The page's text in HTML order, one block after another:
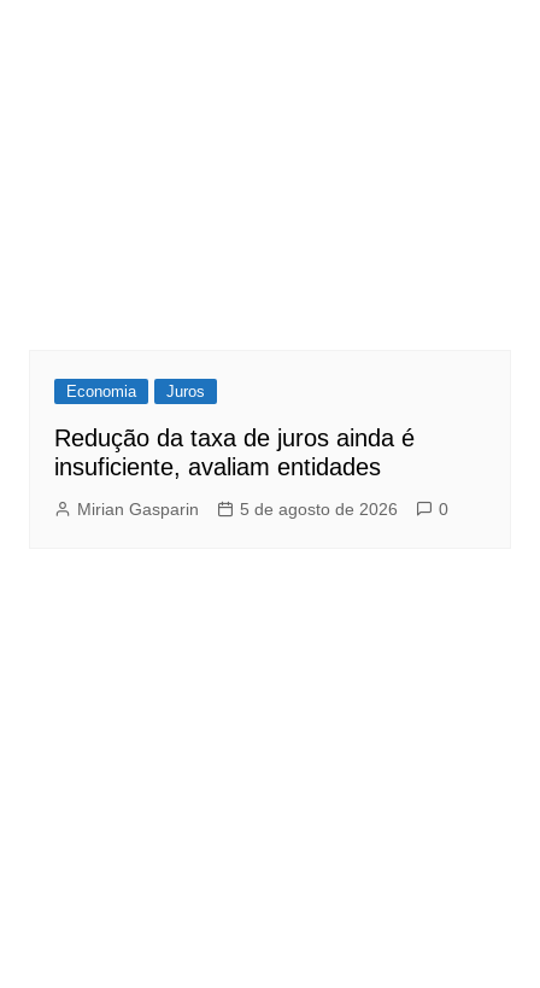
Economia Juros
Redução da taxa de juros ainda é
insuficiente, avaliam entidades
Mirian Gasparin 5 de agosto de 2026 0